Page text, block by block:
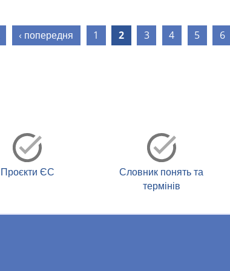
‹ попередня 1 2 3 4 5 6
Проєкти ЄС
Словник понять та
термінів